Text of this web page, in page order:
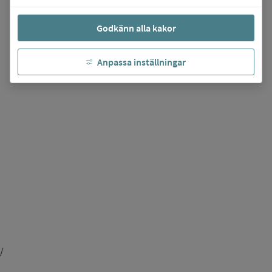
Godkänn alla kakor
Anpassa inställningar
/